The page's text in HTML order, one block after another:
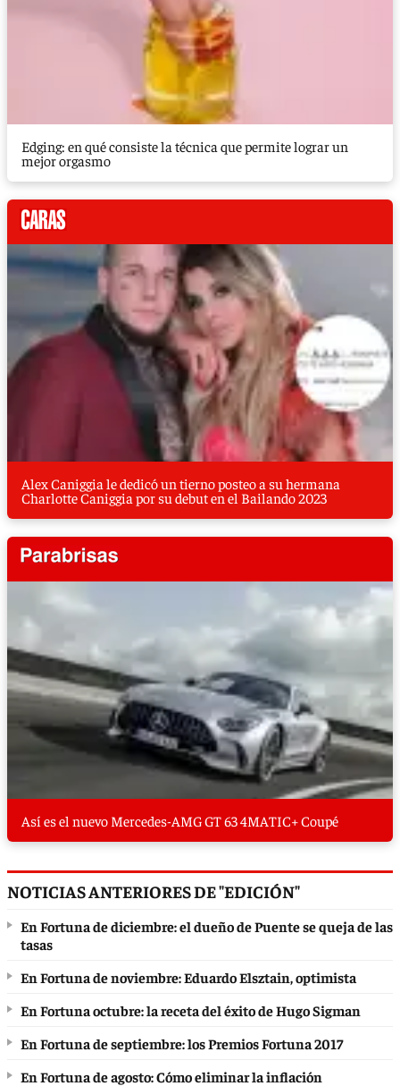
Edging: en qué consiste la técnica que permite lograr un
mejor orgasmo
Alex Caniggia le dedicó un tierno posteo a su hermana
Charlotte Caniggia por su debut en el Bailando 2023
Así es el nuevo Mercedes-AMG GT 63 4MATIC+ Coupé
NOTICIAS ANTERIORES DE "EDICIÓN"
En Fortuna de diciembre: el dueño de Puente se queja de las
tasas
En Fortuna de noviembre: Eduardo Elsztain, optimista
En Fortuna octubre: la receta del éxito de Hugo Sigman
En Fortuna de septiembre: los Premios Fortuna 2017
En Fortuna de agosto: Cómo eliminar la inflación